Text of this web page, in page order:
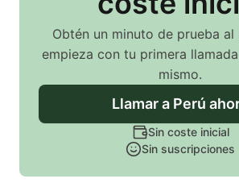
Obtén un minuto de prueba
empieza con tu primera llamada
mismo.
Llamara Perú
Sin coste inicial
Sin suscripciones